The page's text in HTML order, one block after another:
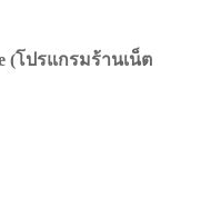
(โปรแกรมร้านเน็ต